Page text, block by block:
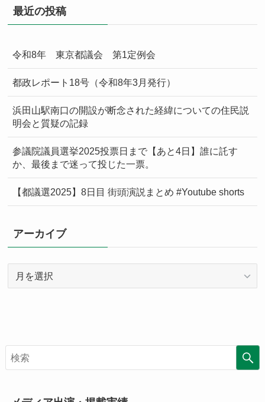
最近の投稿
令和8年 東京都議会 第1定例会
都政レポート18号（令和8年3月発行）
浜田山駅南口の開設が断念された経緯についての住民説
明会と質疑の記録
参議院議員選挙2025投票日まで【あと4日】誰に託す
か、最後まで迷って投じた一票。
【都議選2025】8日目 街頭演説まとめ #Youtube shorts
アーカイブ